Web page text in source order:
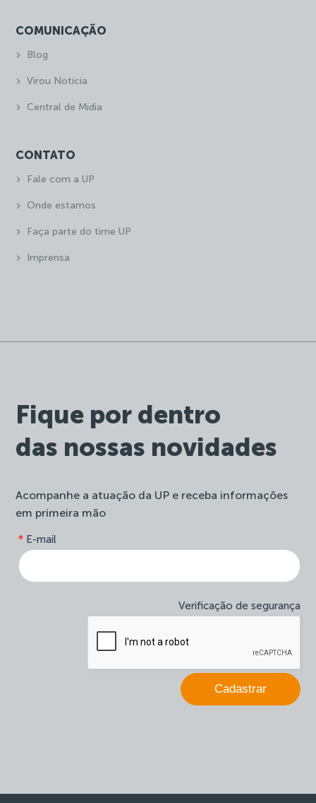
Fique por dentro
das nossas novidades
Acompanhe a atuação da UP e receba informações
em primeira mão
site-
newsletter
E-mail
*
Verificação de segurança
Cadastrar
você
é
humano,
este
campo
branco.
COMUNICAÇÃO
Blog
Virou Notícia
Central de Mídia
CONTATO
Fale com a UP
Onde estamos
Faça parte do time UP
Imprensa